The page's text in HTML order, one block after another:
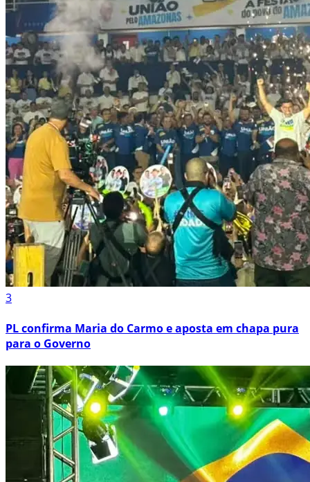
3
PL confirma Maria do Carmo e aposta em chapa pura
para o Governo